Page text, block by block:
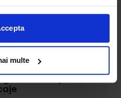
multe
de
eficiente pentru